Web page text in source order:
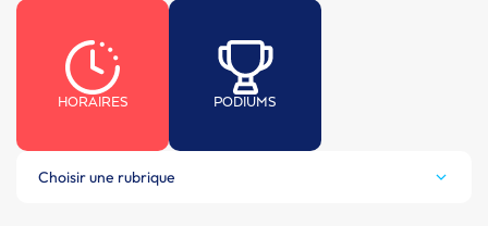
HORAIRES PODIUMS
Choisir une rubrique